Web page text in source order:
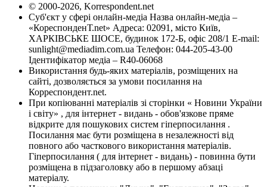
© 2000-2026, Korrespondent.net
Суб'єкт у сфері онлайн-медіа Назва онлайн-медіа –
«КореспонденТ.net» Адреса: 02091, місто Київ,
ХАРКІВСЬКЕ ШОСЕ, будинок 172-Б, офіс 208/1 E-mail:
sunlight@mediadim.com.ua Телефон: 044-205-43-00
Ідентифікатор медіа – R40-06068
Використання будь-яких матеріалів, розміщених на
сайті, дозволяється за умови посилання на
Корреспондент.net.
При копіюванні матеріалів зі сторінки « Новини України
і світу» , для інтернет - видань - обов'язкове пряме
відкрите для пошукових систем гіперпосилання .
Посилання має бути розміщена в незалежності від
повного або часткового використання матеріалів.
Гіперпосилання ( для інтернет - видань) - повинна бути
розміщена в підзаголовку або в першому абзаці
матеріалу.